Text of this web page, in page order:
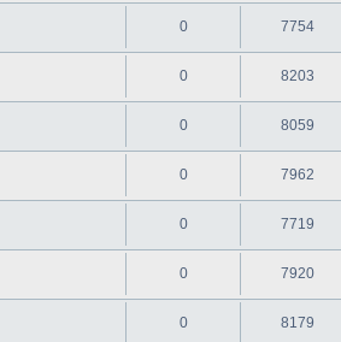
0 7754
0 8203
0 8059
0 7962
0 7719
0 7920
0 8179